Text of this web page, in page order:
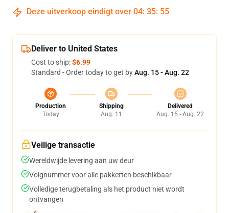
Deze uitverkoop eindigt over 04: 35: 54
Deliver to United States
Cost to ship:$6.99
Standard - Order today to get byAug. 15 - Aug. 22
Production
Today
Shipping
Aug. 11
Delivered
Aug. 15 - Aug. 22
Veilige transactie
Wereldwijde levering aan uw deur
Volgnummer voor alle pakketten beschikbaar
Volledige terugbetaling als het product niet wordt
ontvangen